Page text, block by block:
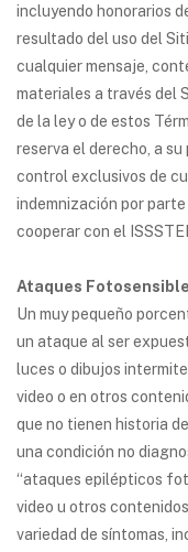
incluyendo honorarios
resultado del uso del
cualquier mensaje,
materiales a través del
de la ley o de estos
reserva el derecho, a
control exclusivos de
indemnización por
cooperar con el
Ataques
Un muy pequeño
un ataque al ser
luces o dibujos
video o en otros
que no tienen historia
una condición no
“ataques epilépticos
video u otros
variedad de síntomas,